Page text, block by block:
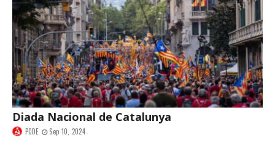
Diada Nacional de Catalunya
PCOE Sep 10, 2024